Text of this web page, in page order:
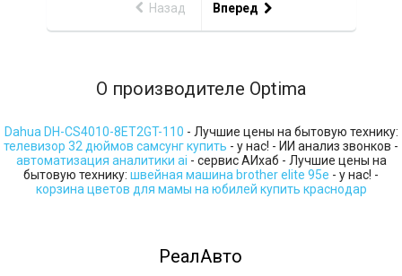
Назад Вперед
О производителе Optima
Dahua DH-CS4010-8ET2GT-110 - Лучшие цены на бытовую технику:
телевизор 32 дюймов самсунг купить - у нас! - ИИ анализ звонков -
автоматизация аналитики ai - сервис АИхаб - Лучшие цены на
бытовую технику: швейная машина brother elite 95e - у нас! -
корзина цветов для мамы на юбилей купить краснодар
РеалАвто